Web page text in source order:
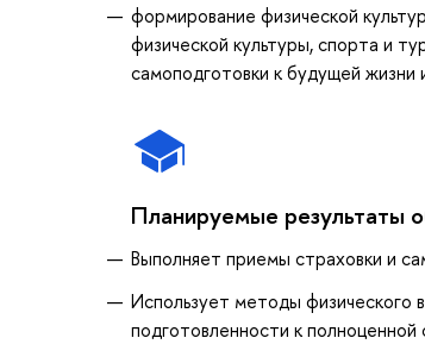
формирование физической
физической культуры, спорта и
самоподготовки к будущей жизни
Планируемые результаты
Выполняет приемы страховки и
Использует методы физического
подготовленности к